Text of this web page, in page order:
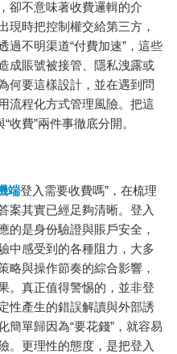
卻不意味著收費邏輯的介
現時把控制權交給第三方，
過不明渠道“付費加速”，這些
成賬號被接管、隱私洩露或
何要這樣設計，並在遇到問
流程化方式管理風險。把這
收費”兩件事徹底分開。
端登入需要收費嗎”，在梳理
案其實已經足夠清晰。登入
的是身份驗證與賬戶安全，
中感受到的各種阻力，大多
略與操作節奏的綜合影響，
。真正值得警惕的，並非登
性產生的錯誤解讀與外部誘
簡單歸因為“要花錢”，就容易
。更理性的態度，是把登入